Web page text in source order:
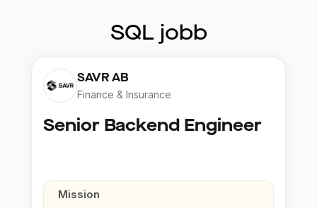
SQL jobb
SAVR AB
Finance & Insurance
Senior Backend Engineer
Mission